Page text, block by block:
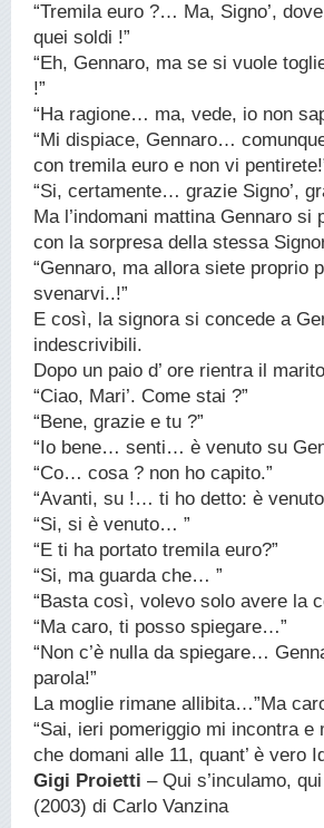
“Tremila euro ?… Ma, Signo’,
quei soldi !”
“Eh, Gennaro, ma se si vuole
!”
“Ha ragione… ma, vede, io non
“Mi dispiace, Gennaro…
con tremila euro e non vi
“Si, certamente… grazie Signo’,
Ma l’indomani mattina Gennaro
con la sorpresa della stessa
“Gennaro, ma allora siete proprio
svenarvi..!”
E così, la signora si concede a
indescrivibili.
Dopo un paio d’ ore rientra il
“Ciao, Mari’. Come stai ?”
“Bene, grazie e tu ?”
“Io bene… senti… è venuto su
“Co… cosa ? non ho capito.”
“Avanti, su !… ti ho detto: è
“Si, si è venuto… ”
“E ti ha portato tremila euro?”
“Si, ma guarda che… ”
“Basta così, volevo solo avere la
“Ma caro, ti posso spiegare…”
“Non c’è nulla da spiegare…
parola!”
La moglie rimane allibita…”Ma
“Sai, ieri pomeriggio mi incontra
che domani alle 11, quant’ è vero
Gigi Proietti – Qui s’inculamo,
(2003) di Carlo Vanzina